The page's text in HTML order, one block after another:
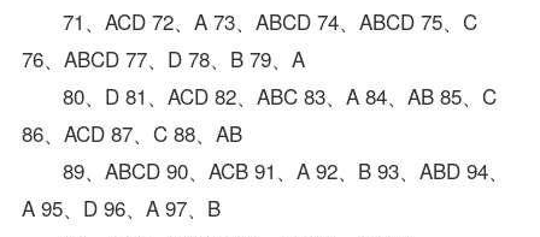
71、ACD 72、A 73、ABCD 74、ABCD 75、C
76、ABCD 77、D 78、B 79、A
80、D 81、ACD 82、ABC 83、A 84、AB 85、C
86、ACD 87、C 88、AB
89、ABCD 90、ACB 91、A 92、B 93、ABD 94、
A 95、D 96、A 97、B